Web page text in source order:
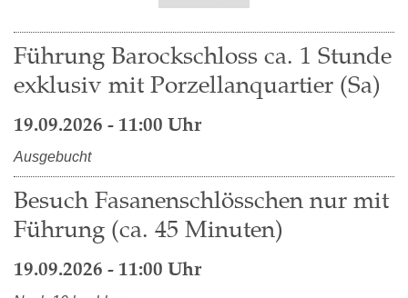
Führung Barockschloss ca. 1 Stunde
exklusiv mit Porzellanquartier (Sa)
19.09.2026 - 11:00 Uhr
Ausgebucht
Besuch Fasanenschlösschen nur mit
Führung (ca. 45 Minuten)
19.09.2026 - 11:00 Uhr